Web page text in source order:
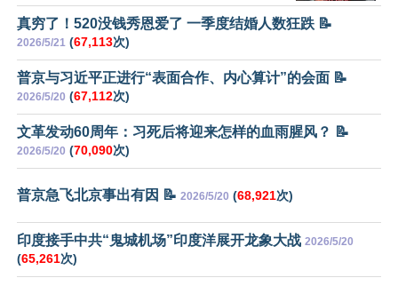
真穷了！520没钱秀恩爱了 一季度结婚人数狂跌 📝
2026/5/21 (67,113次)
普京与习近平正进行“表面合作、内心算计”的会面 📝
2026/5/20 (67,112次)
文革发动60周年：习死后将迎来怎样的血雨腥风？ 📝
2026/5/20 (70,090次)
普京急飞北京事出有因 📝 2026/5/20 (68,921次)
印度接手中共“鬼城机场”印度洋展开龙象大战 2026/5/20
(65,261次)